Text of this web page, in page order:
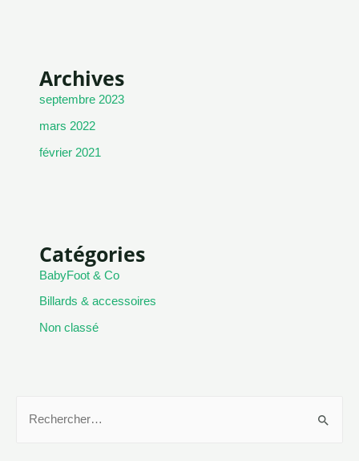
Archives
septembre 2023
mars 2022
février 2021
Catégories
BabyFoot & Co
Billards & accessoires
Non classé